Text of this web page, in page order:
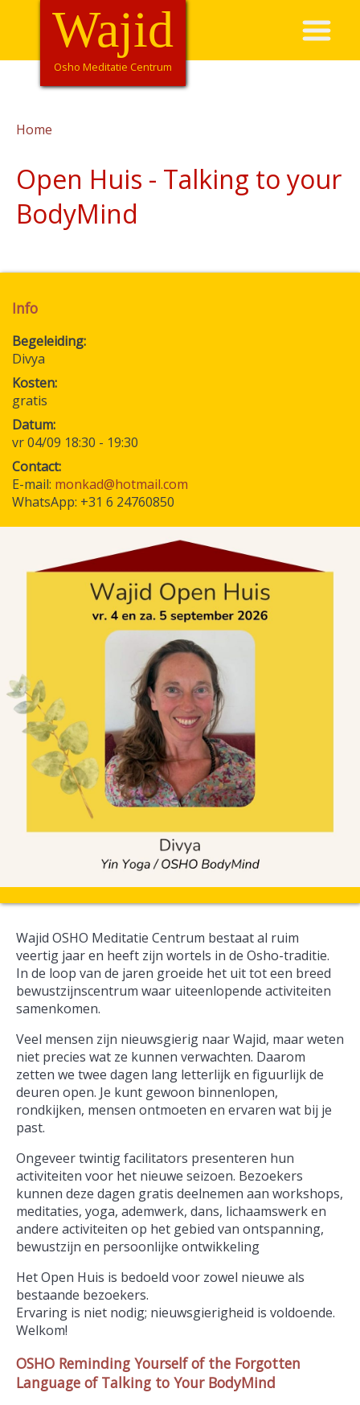
Overslaan
de
HoofdnavigatieWajid
Osho Meditatie Centrum
Home
Open Huis - Talking to your
BodyMind
Info
Begeleiding
Divya
Kosten
gratis
Datum
vr 04/09 18:30 - 19:30
Contact:
E-mail: monkad@hotmail.com
WhatsApp: +31 6 24760850
Wajid OSHO Meditatie Centrum bestaat al ruim
veertig jaar en heeft zijn wortels in de Osho-traditie.
In de loop van de jaren groeide het uit tot een breed
bewustzijnscentrum waar uiteenlopende activiteiten
samenkomen.
Veel mensen zijn nieuwsgierig naar Wajid, maar weten
niet precies wat ze kunnen verwachten. Daarom
zetten we twee dagen lang letterlijk en figuurlijk de
deuren open. Je kunt gewoon binnenlopen,
rondkijken, mensen ontmoeten en ervaren wat bij je
past.
Ongeveer twintig facilitators presenteren hun
activiteiten voor het nieuwe seizoen. Bezoekers
kunnen deze dagen gratis deelnemen aan workshops,
meditaties, yoga, ademwerk, dans, lichaamswerk en
andere activiteiten op het gebied van ontspanning,
bewustzijn en persoonlijke ontwikkeling
Het Open Huis is bedoeld voor zowel nieuwe als
bestaande bezoekers.
Ervaring is niet nodig; nieuwsgierigheid is voldoende.
Welkom!
OSHO Reminding Yourself of the Forgotten
Language of Talking to Your BodyMind